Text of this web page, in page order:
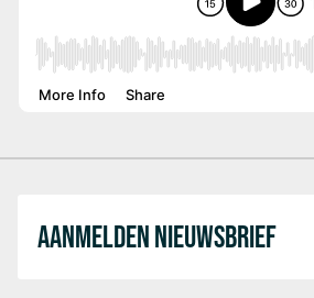
AANMELDEN NIEUWSBRIEF